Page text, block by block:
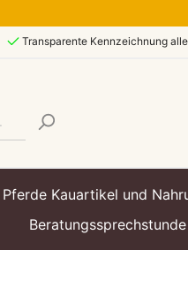
Transparente Kennzeichnung
Pferde Kauartikel und
Beratungssprechstunde